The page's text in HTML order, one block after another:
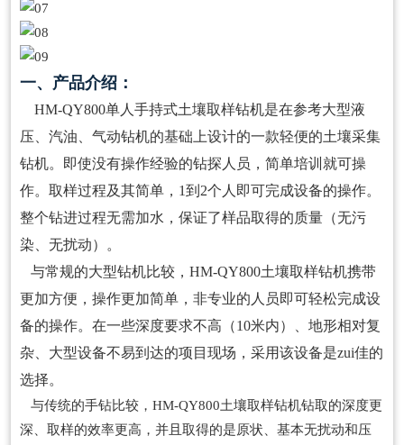
一、产品介绍：
HM-QY800单人手持式土壤取样钻机是在参考大型液
压、汽油、气动钻机的基础上设计的一款轻便的土壤采集
钻机。即使没有操作经验的钻探人员，简单培训就可操
作。取样过程及其简单，1到2个人即可完成设备的操作。
整个钻进过程无需加水，保证了样品取得的质量（无污
染、无扰动）。
与常规的大型钻机比较，HM-QY800土壤取样钻机携带
更加方便，操作更加简单，非专业的人员即可轻松完成设
备的操作。在一些深度要求不高（10米内）、地形相对复
杂、大型设备不易到达的项目现场，采用该设备是zui佳的
选择。
与传统的手钻比较，HM-QY800土壤取样钻机钻取的深度更
深、取样的效率更高，并且取得的是原状、基本无扰动和压